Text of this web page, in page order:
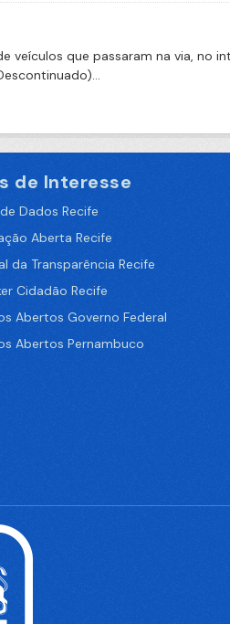
veículos que passaram na via, no
de Interesse
Dados Recife
Aberta Recife
da Transparência Recife
Cidadão Recife
Abertos Governo Federal
Abertos Pernambuco